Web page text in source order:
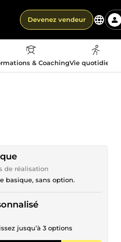
Devenez vendeur
& CoachingVie
de réalisation
basique, sans option.
jusqu’à 3 options